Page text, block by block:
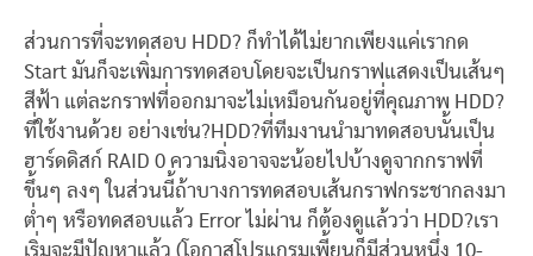
ส่วนการที่จะทดสอบ HDD? ก็ทำได้ไม่ยากเพียงแค่เรากด
Start มันก็จะเพิ่มการทดสอบโดยจะเป็นกราฟแสดงเป็นเส้นๆ
สีฟ้า แต่ละกราฟที่ออกมาจะไม่เหมือนกันอยู่ที่คุณภาพ HDD?
ที่ใช้งานด้วย อย่างเช่น?HDD?ที่ทีมงานนำมาทดสอบนั้นเป็น
ฮาร์ดดิสก์ RAID 0 ความนิ่งอาจจะน้อยไปบ้างดูจากกราฟที่
ขึ้นๆ ลงๆ ในส่วนนี้ถ้าบางการทดสอบเส้นกราฟกระชากลงมา
ต่ำๆ หรือทดสอบแล้ว Error ไม่ผ่าน ก็ต้องดูแล้วว่า HDD?เรา
เริ่มจะมีปัญหาแล้ว (โอกาสโปรแกรมเพี้ยนก็มีส่วนหนึ่ง 10-